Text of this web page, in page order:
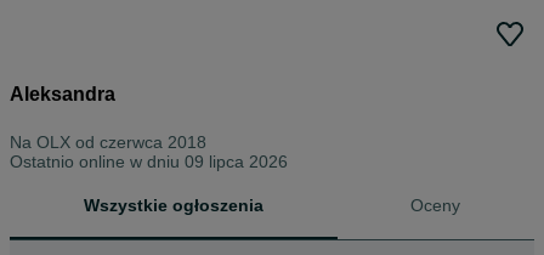
Aleksandra
Na OLX od czerwca 2018
Ostatnio online w dniu 09 lipca 2026
Wszystkie ogłoszenia Oceny